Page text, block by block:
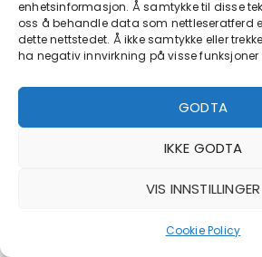
enhetsinformasjon. Å samtykke til disse
oss å behandle data som nettleseratferd
dette nettstedet. Å ikke samtykke eller
ha negativ innvirkning på visse funksjoner
GODTA
IKKE GODTA
VIS INNSTILLINGER
Cookie Policy